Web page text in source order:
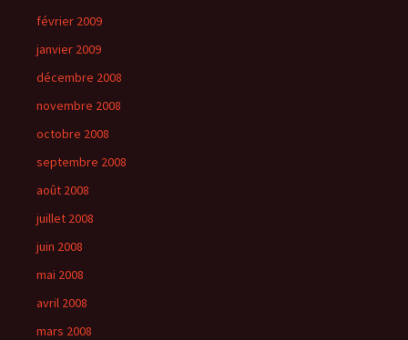
février 2009
janvier 2009
décembre 2008
novembre 2008
octobre 2008
septembre 2008
août 2008
juillet 2008
juin 2008
mai 2008
avril 2008
mars 2008